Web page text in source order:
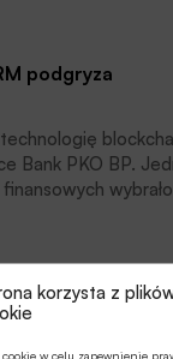
korzysta z
w celu zapewnienie
podgryza
Bank PKO BP.
trwały